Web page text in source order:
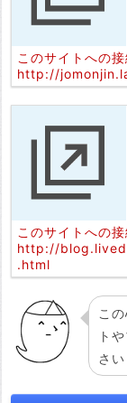
このサイトへの
http://
このサイトへの
http://
.html
こ
ト
さい